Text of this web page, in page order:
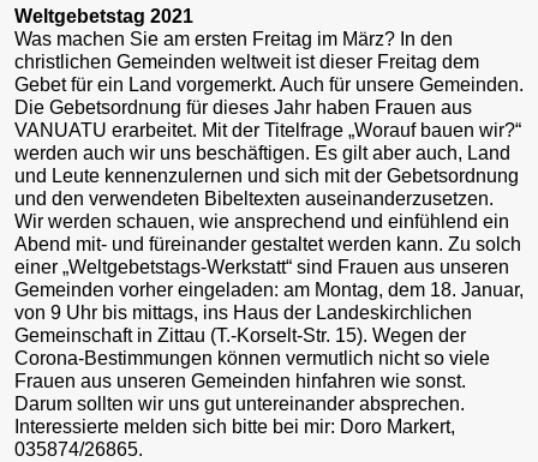
Weltgebetstag 2021
Was machen Sie am ersten Freitag im März? In den
christlichen Gemeinden weltweit ist dieser Freitag dem
Gebet für ein Land vorgemerkt. Auch für unsere Gemeinden.
Die Gebetsordnung für dieses Jahr haben Frauen aus
VANUATU erarbeitet. Mit der Titelfrage „Worauf bauen wir?“
werden auch wir uns beschäftigen. Es gilt aber auch, Land
und Leute kennenzulernen und sich mit der Gebetsordnung
und den verwendeten Bibeltexten auseinanderzusetzen.
Wir werden schauen, wie ansprechend und einfühlend ein
Abend mit- und füreinander gestaltet werden kann. Zu solch
einer „Weltgebetstags-Werkstatt“ sind Frauen aus unseren
Gemeinden vorher eingeladen: am Montag, dem 18. Januar,
von 9 Uhr bis mittags, ins Haus der Landeskirchlichen
Gemeinschaft in Zittau (T.-Korselt-Str. 15). Wegen der
Corona-Bestimmungen können vermutlich nicht so viele
Frauen aus unseren Gemeinden hinfahren wie sonst.
Darum sollten wir uns gut untereinander absprechen.
Interessierte melden sich bitte bei mir: Doro Markert,
035874/26865.